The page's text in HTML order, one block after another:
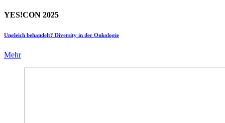
YES!CON 2025
Ungleich behandelt? Diversity in der Onkologie
Mehr